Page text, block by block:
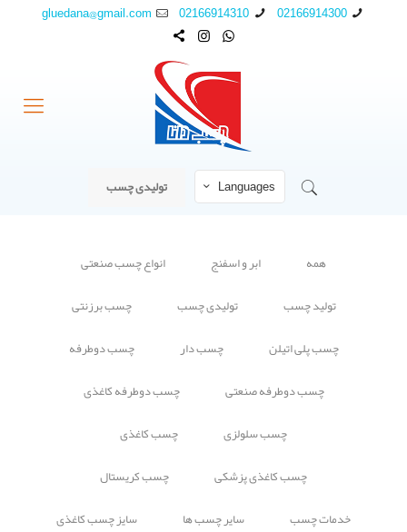
02166914300
02166914310
gluedana@gmail.com
Languages تولیدی چسب
همه ابر و اسفنج
انواع چسب صنعتی
تولید چسب
تولیدی چسب
چسب برزنتی
چسب پلی اتیلن
چسب دار
چسب دوطرفه
چسب دوطرفه صنعتی
چسب دوطرفه کاغذی
چسب سلولزی
چسب کاغذی
چسب کاغذی پزشکی
چسب کریستال
خدمات چسب
سایر چسب ها
سایز چسب کاغذی